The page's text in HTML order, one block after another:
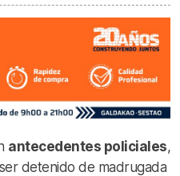
antecedentes policiales,
detenido de madrugada